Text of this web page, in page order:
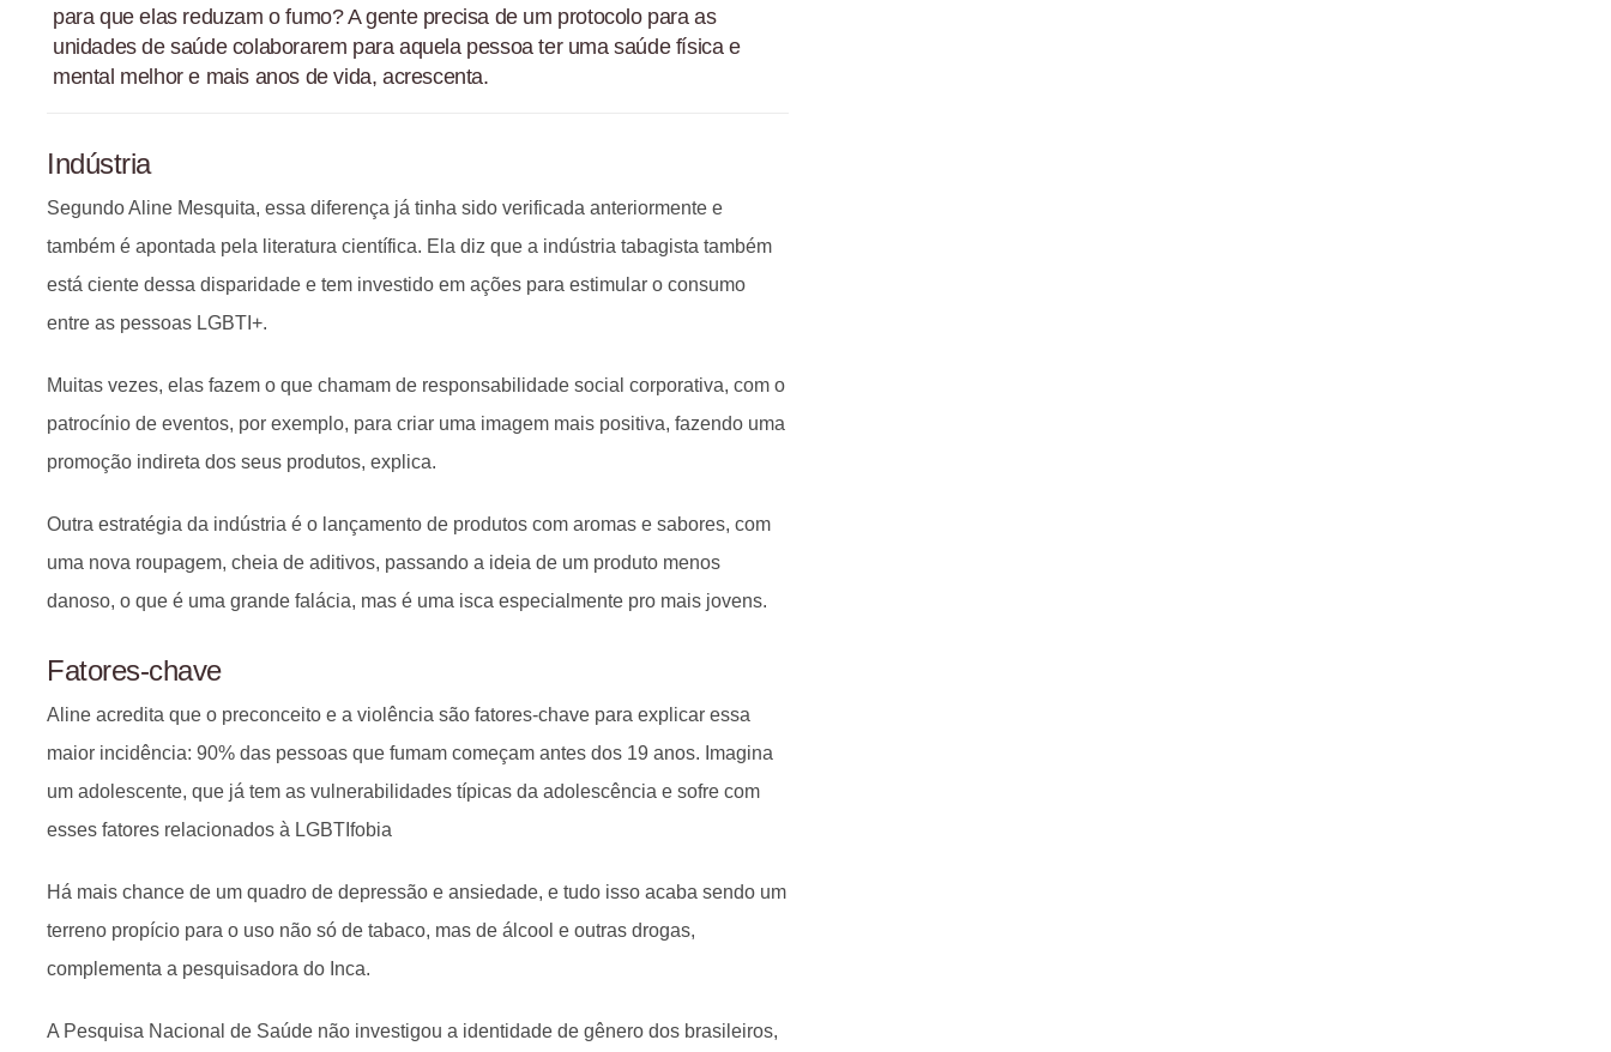
para que elas reduzam o fumo? A gente precisa de um protocolo para as
unidades de saúde colaborarem para aquela pessoa ter uma saúde física e
mental melhor e mais anos de vida, acrescenta.
Indústria
Segundo Aline Mesquita, essa diferença já tinha sido verificada anteriormente e
também é apontada pela literatura científica. Ela diz que a indústria tabagista também
está ciente dessa disparidade e tem investido em ações para estimular o consumo
entre as pessoas LGBTI+.
Muitas vezes, elas fazem o que chamam de responsabilidade social corporativa, com o
patrocínio de eventos, por exemplo, para criar uma imagem mais positiva, fazendo uma
promoção indireta dos seus produtos, explica.
Outra estratégia da indústria é o lançamento de produtos com aromas e sabores, com
uma nova roupagem, cheia de aditivos, passando a ideia de um produto menos
danoso, o que é uma grande falácia, mas é uma isca especialmente pro mais jovens.
Fatores-chave
Aline acredita que o preconceito e a violência são fatores-chave para explicar essa
maior incidência: 90% das pessoas que fumam começam antes dos 19 anos. Imagina
um adolescente, que já tem as vulnerabilidades típicas da adolescência e sofre com
esses fatores relacionados à LGBTIfobia
Há mais chance de um quadro de depressão e ansiedade, e tudo isso acaba sendo um
terreno propício para o uso não só de tabaco, mas de álcool e outras drogas,
complementa a pesquisadora do Inca.
A Pesquisa Nacional de Saúde não investigou a identidade de gênero dos brasileiros,